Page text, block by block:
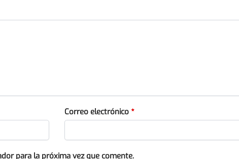
Correo electrónico *
para la próxima vez que comente.